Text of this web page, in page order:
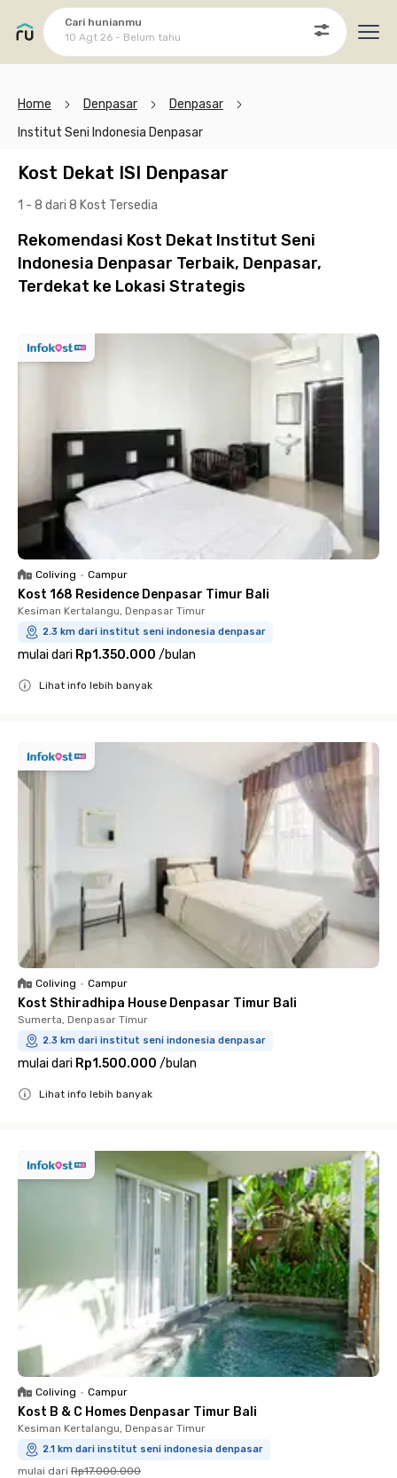
Cari hunianmu
10 Agt 26 - Belum tahu
Home Denpasar
Denpasar
Institut Seni Indonesia Denpasar
Kost Dekat ISI Denpasar
1 - 8 dari 8 Kost Tersedia
Rekomendasi Kost Dekat Institut Seni
Indonesia Denpasar Terbaik, Denpasar,
Terdekat ke Lokasi Strategis
Coliving • Campur
Kost 168 Residence Denpasar Timur Bali
Kesiman Kertalangu, Denpasar Timur
2.3 km dari institut seni indonesia denpasar
mulai dari Rp1.350.000 /bulan
Lihat info lebih banyak
Coliving • Campur
Kost Sthiradhipa House Denpasar Timur Bali
Sumerta, Denpasar Timur
2.3 km dari institut seni indonesia denpasar
mulai dari Rp1.500.000 /bulan
Lihat info lebih banyak
Coliving • Campur
Kost B & C Homes Denpasar Timur Bali
Kesiman Kertalangu, Denpasar Timur
2.1 km dari institut seni indonesia denpasar
mulai dari Rp17.000.000